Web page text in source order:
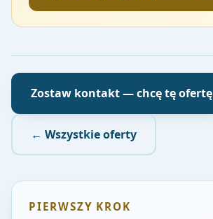
Zostaw kontakt — chcę tę ofertę
← Wszystkie oferty
PIERWSZY KROK